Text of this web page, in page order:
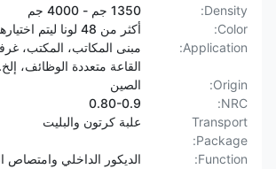
Density:
1350 جم - 4000 جم
Color:
أكثر من 48 لونا ليتم اختيارها
Application:
مبنى المكاتب، المكتب، غرفة
القاعة متعددة الوظائف، إلخ.
Origin:
الصين
0.80-0.9
Transport
Package:
علبة كرتون والبليت
Function:
الديكور الداخلي وامتصاص